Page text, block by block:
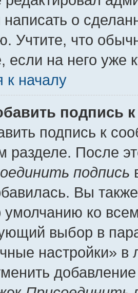
написать о
Учтите, что
на него уже
к началу
подпись
подпись к
разделе. После
подпись
Вы
умолчанию ко
выбор в
настройки»